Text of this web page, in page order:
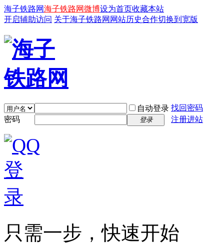
海子铁路网海子铁路网微博设为首页收藏本站
开启辅助访问 关于海子铁路网 网站历史合作切换到宽版
自动登录 找回密码
密码
登录 注册进站
只需一步，快速开始